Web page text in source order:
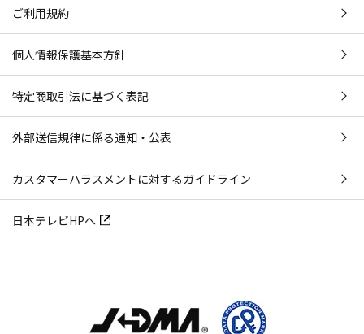
ご利用規約
個人情報保護基本方針
特定商取引法に基づく表記
外部送信規律に係る通知・公表
カスタマーハラスメントに対するガイドライン
日本テレビHPへ